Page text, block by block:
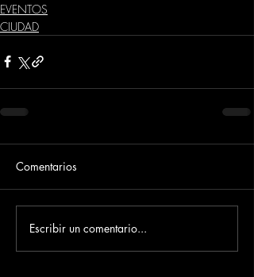
EVENTOS
CIUDAD
Comentarios
Escribir un comentario...